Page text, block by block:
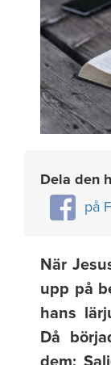
Dela den
på
När
upp på
hans
Då